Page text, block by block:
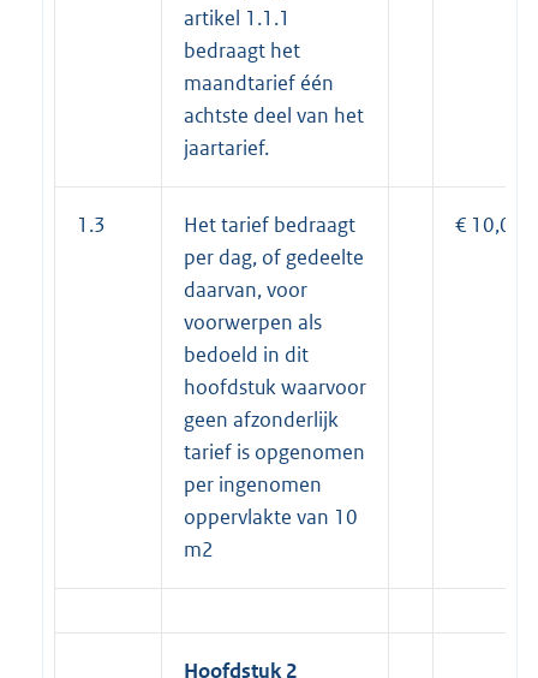
artikel 1.1.1
bedraagt het
maandtarief één
achtste deel van het
jaartarief.
1.3
Het tarief bedraagt
per dag, of gedeelte
daarvan, voor
voorwerpen als
bedoeld in dit
hoofdstuk waarvoor
geen afzonderlijk
tarief is opgenomen
per ingenomen
oppervlakte van 10
m2
€ 10,00
Hoofdstuk 2